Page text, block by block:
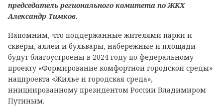
председатель регионального комитета по ЖКХ
Александр Тимков.
Напомним, что поддержанные жителями парки и
скверы, аллеи и бульвары, набережные и площади
будут благоустроены в 2024 году по федеральному
проекту «Формирование комфортной городской среды»
нацпроекта «Жилье и городская среда»,
инициированному президентом России Владимиром
Путиным.